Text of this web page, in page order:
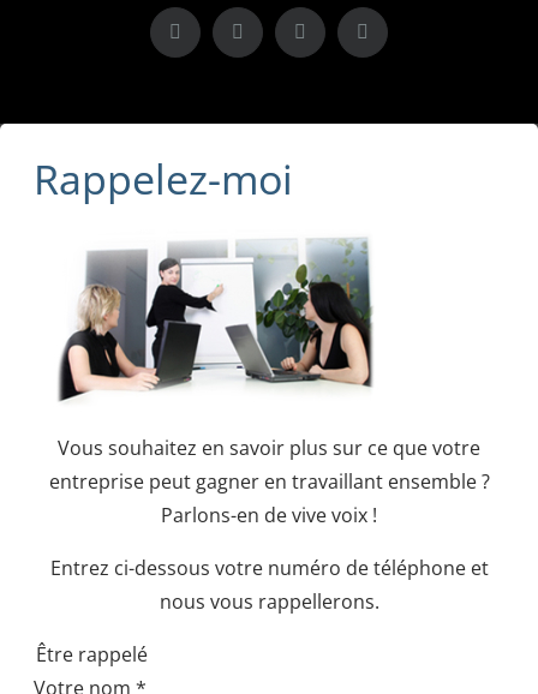
X LinkedInInstagramFacebook
Rappelez-moi
Vous souhaitez en savoir plus sur ce que votre
entreprise peut gagner en travaillant ensemble ?
Parlons-en de vive voix !
Entrez ci-dessous votre numéro de téléphone et
nous vous rappellerons.
Être rappelé
Votre nom *